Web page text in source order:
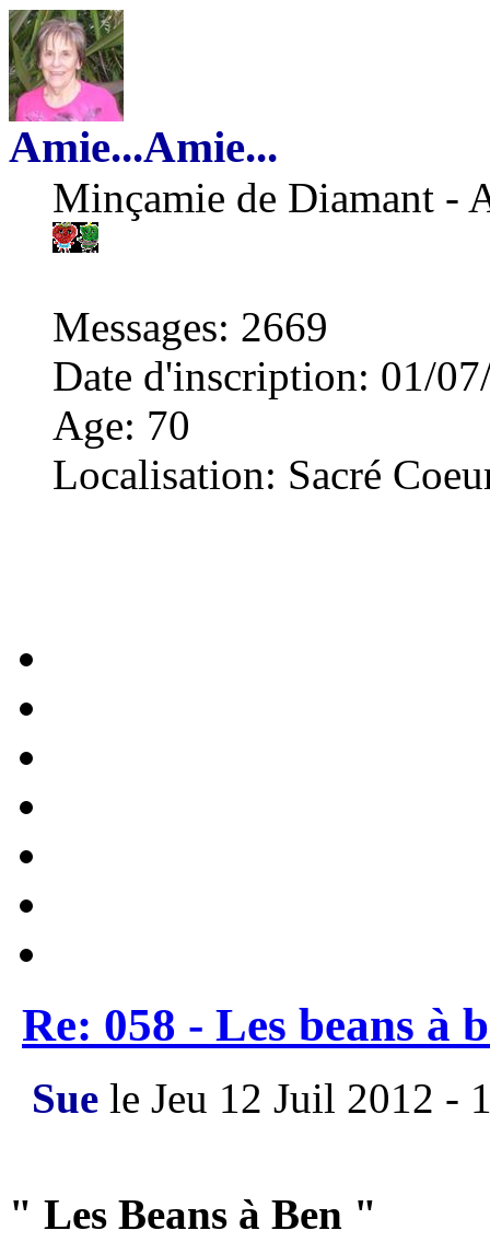
Amie...Amie...
Minçamie de Diamant -
Messages: 2669
Date d'inscription: 01/
Age: 70
Localisation: Sacré
Re: 058 - Les beans à
Sue le Jeu 12 Juil 2012 -
" Les Beans à Ben "